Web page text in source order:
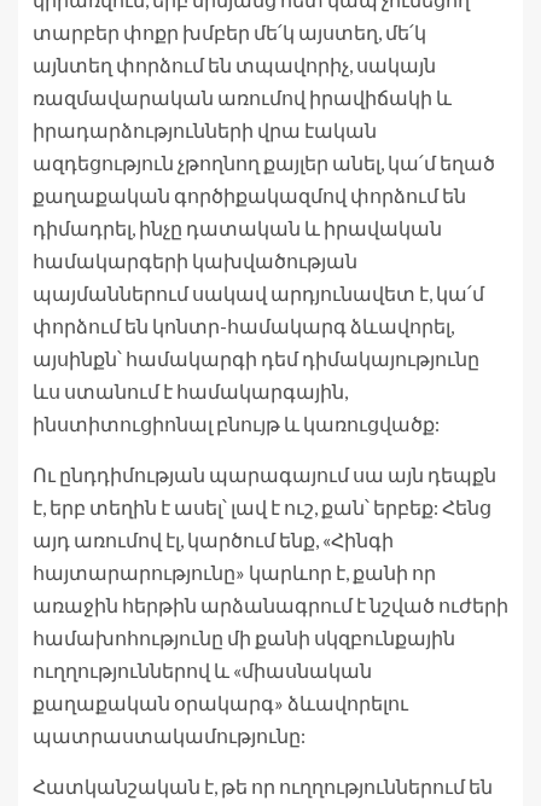
տարբեր փոքր խմբեր մե՛կ այստեղ, մե՛կ
այնտեղ փորձում են տպավորիչ, սակայն
ռազմավարական առումով իրավիճակի և
իրադարձությունների վրա էական
ազդեցություն չթողնող քայլեր անել, կա՛մ եղած
քաղաքական գործիքակազմով փորձում են
դիմադրել, ինչը դատական և իրավական
համակարգերի կախվածության
պայմաններում սակավ արդյունավետ է, կա՛մ
փորձում են կոնտր-համակարգ ձևավորել,
այսինքն՝ համակարգի դեմ դիմակայությունը
ևս ստանում է համակարգային,
ինստիտուցիոնալ բնույթ և կառուցվածք:
Ու ընդդիմության պարագայում սա այն դեպքն
է, երբ տեղին է ասել՝ լավ է ուշ, քան՝ երբեք: Հենց
այդ առումով էլ, կարծում ենք, «Հինգի
հայտարարությունը» կարևոր է, քանի որ
առաջին հերթին արձանագրում է նշված ուժերի
համախոհությունը մի քանի սկզբունքային
ուղղություններով և «միասնական
քաղաքական օրակարգ» ձևավորելու
պատրաստակամությունը:
Հատկանշական է, թե որ ուղղություններում են